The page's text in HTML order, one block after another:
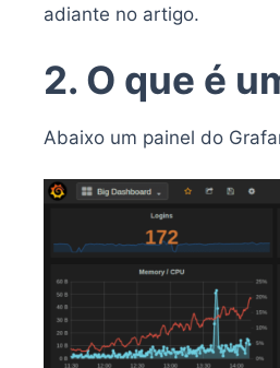
adiante no artigo.
2. O que é
Abaixo um painel do